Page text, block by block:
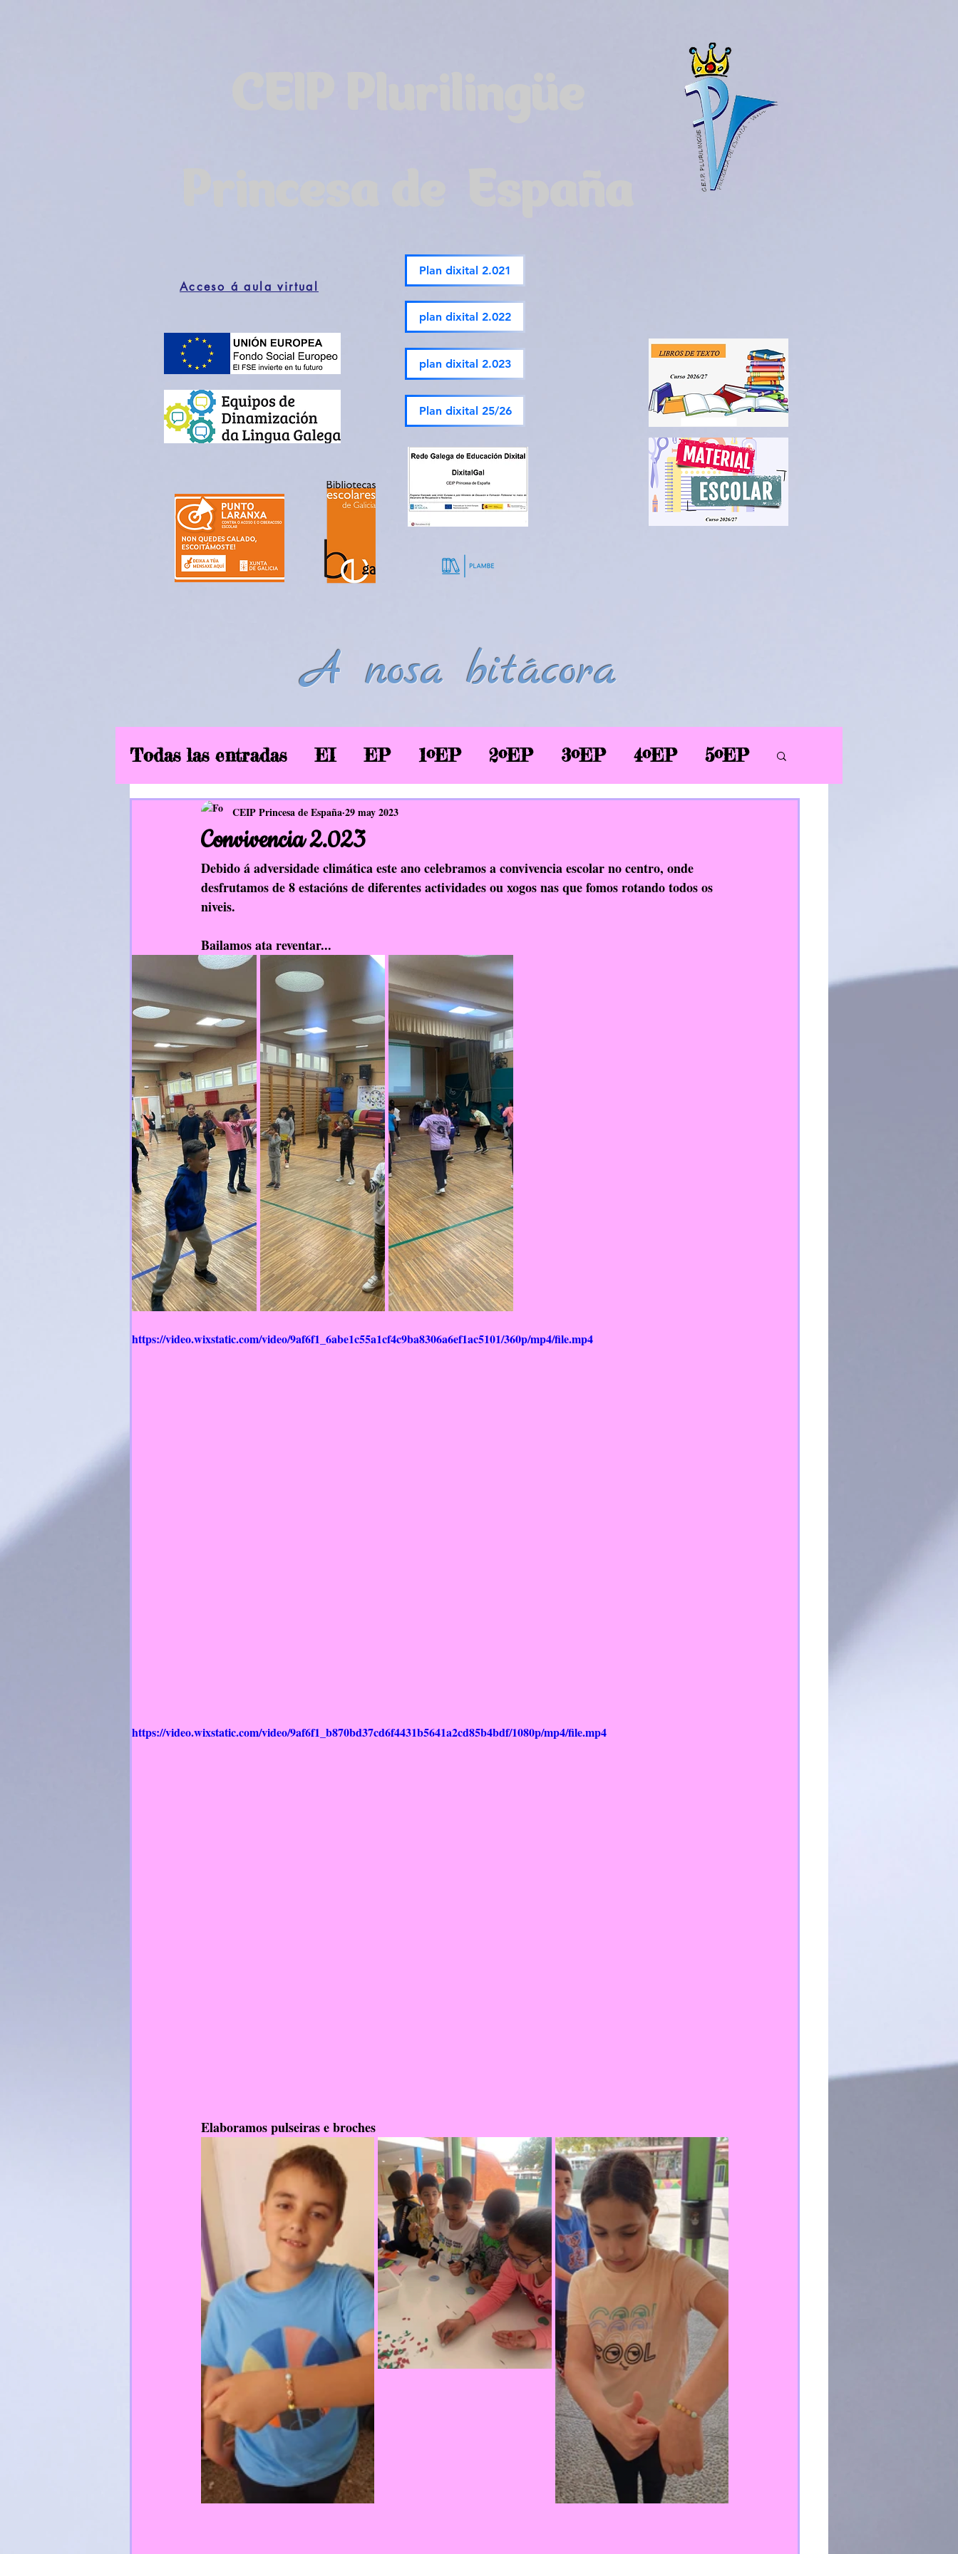
Acceso á aula virtual
Plan dixital 2.021
plan dixital 2.022
plan dixital 2.023
Plan dixital 25/26
A nosa bitácora
Todas las entradas EI EP 1ºEP 2ºEP 3ºEP 4ºEP 5ºEP
6ºEP Curso2019/2020 Corentena COVID-19
Música EF Inglés Biblioteca TIC EAEC PDC
RelixiónCatólica RelixiónEvanxélica Escola Verde
Convivencia 2.023
CEIP Princesa de España29 may 2023
Debido á adversidade climática este ano celebramos a convivencia escolar no centro, onde
desfrutamos de 8 estacións de diferentes actividades ou xogos nas que fomos rotando todos os
niveis.
Bailamos ata reventar...
https://video.wixstatic.com/video/9af6f1_6abe1c55a1cf4c9ba8306a6ef1ac5101/360p/mp4/file.mp4
https://video.wixstatic.com/video/9af6f1_b870bd37cd6f4431b5641a2cd85b4bdf/1080p/mp4/file.mp4
Elaboramos pulseiras e broches